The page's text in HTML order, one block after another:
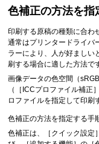
色補正の方法を指
印刷する原稿の種類に合わ
通常はプリンタードライバ
ラーにより、人が好ましい
刷する場合に適した方法で
画像データの色空間（
（
［ICCプロファイル補正］
ロファイルを指定して印刷
色補正の方法を指定する手
色補正は、
［クイック設定］